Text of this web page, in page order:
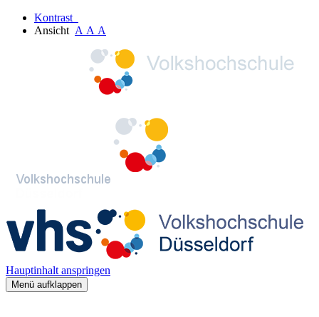
Kontrast
Ansicht A A A
Hauptinhalt anspringen
Menü aufklappen